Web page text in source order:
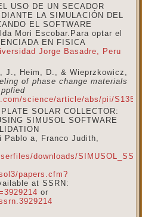
USO DE UN SECADOR
LA SIMULACIÓN DEL
EL SOFTWARE
Mori Escobar.Para optar el
EN FISICA
Jorge Basadre, Peru
J., Heim, D., & Wieprzkowicz,
of phase change materials
science/article/abs/pii/
SOLAR COLLECTOR:
SIMUSOL SOFTWARE
Pablo a, Franco Judith,
downloads/
papers.cfm?
at SSRN:
or